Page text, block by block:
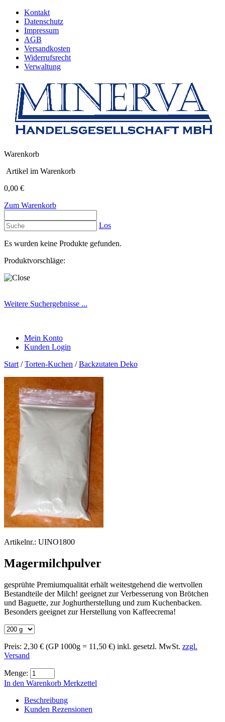
Kontakt
Datenschutz
Impressum
AGB
Versandkosten
Widerrufsrecht
Verwaltung
Warenkorb
Artikel im Warenkorb
0,00 €
Zum Warenkorb
Los
Es wurden keine Produkte gefunden.
Produktvorschläge:
Weitere Suchergebnisse ...
Mein Konto
Kunden Login
Start /Torten-Kuchen /Backzutaten Deko
Artikelnr.: UINO1800
Magermilchpulver
gesprühte Premiumqualität erhält weitestgehend die wertvollen
Bestandteile der Milch! geeignet zur Verbesserung von Brötchen
und Baguette, zur Joghurtherstellung und zum Kuchenbacken.
Besonders geeignet zur Herstellung von Kaffeecrema!
Preis: 2,30 € (GP 1000g = 11,50 €) inkl. gesetzl. MwSt. zzgl.
Versand
Menge:
In den Warenkorb Merkzettel
Beschreibung
Kunden Rezensionen